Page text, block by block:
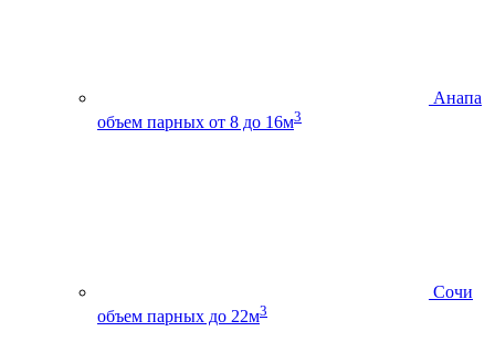
Анапа
объем парных от 8 до 16м3
Сочи
объем парных до 22м3